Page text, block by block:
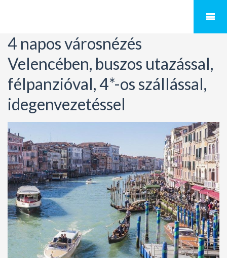
4 napos városnézés
Velencében, buszos utazással,
félpanzióval, 4*-os szállással,
idegenvezetéssel